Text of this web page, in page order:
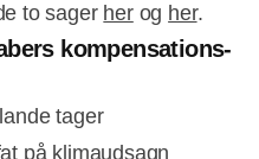
to sager herog her.
kompensations-
tager
på klimaudsagn